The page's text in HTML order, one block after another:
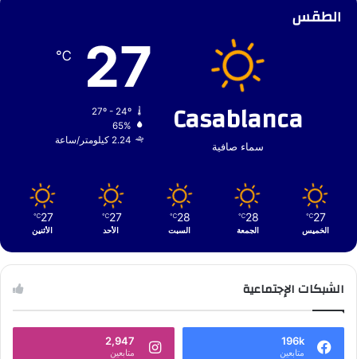
الطقس
Casablanca
سماء صافية
27
℃
27º - 24º
65%
2.24 كيلومتر/ساعة
27
℃
الخميس
28
℃
الجمعة
28
℃
السبت
27
℃
الأحد
27
℃
الأثنين
الشبكات الإجتماعية
196k
متابعين
2,947
متابعين